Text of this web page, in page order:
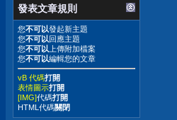
發表文章規則
您不可以發起新主題
您不可以回應主題
您不可以 上傳附加檔案
您不可以編輯您的文章
vB 代碼打開
表情圖示打開
[IMG]代碼打開
HTML代碼關閉